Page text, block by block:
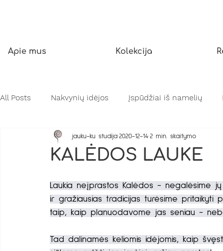
Apie mus Kolekcija
All Posts Nakvynių idėjos Įspūdžiai iš namelių
Įkepiančios asmenybės Gamtos stebuklai
KALĖDOS LAUKE
jauku-ku studija 2020-12-14 2 min. skaitymo
Laukia neįprastos Kalėdos - negalėsime
ir gražiausias tradicijas turėsime pritaikyti
taip, kaip planuodavome jas seniau -
Tad dalinamės keliomis idėjomis, kaip